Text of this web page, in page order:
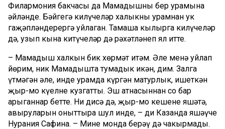
Филармония бакчасы да Мамадышның бер урамына
әйләнде. Бәйгегә килүчеләр халыкны урамнан ук
гаҗәпләндерергә уйлаган. Тамаша кылырга килүчеләр
дә, узып кына китүчеләр дә рәхәтләнеп ял итте.
– Мамадыш халкын бик хөрмәт итәм. Әле менә уйлап
йөрим, ник Мамадышта тумадык икән, дим. Залга
үтмәгән әле, инде урамда күргән матурлык, ишеткән
җыр-моң күңелне кузгатты. Эш атнасыннан соң бар
арыганнар бетте. Ни дисәң дә, җыр-моң кешене яшәтә,
авыруларын оныттыра шул инде, – ди Казанда яшәүче
Нурания Сафина. – Мине монда берәү дә чакырмады.